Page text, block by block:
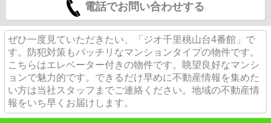
電話でお問い合わせする
ぜひ一度見ていただきたい、「ジオ千里桃山台4番館」で
す。防犯対策もバッチリなマンションタイプの物件です。
こちらはエレベーター付きの物件です。眺望良好なマンシ
ョンで魅力的です。できるだけ早めに不動産情報を集めた
い方は当社スタッフまでご連絡ください。地域の不動産情
報をいち早くお届けします。